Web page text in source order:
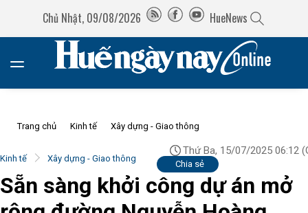
Chủ Nhật, 09/08/2026 HueNews
Trang chủ Kinh tế Xây dựng - Giao thông
Kinh tế Xây dựng - Giao thông
Thứ Ba, 15/07/2025 06:12
Chia sẻ
Sẵn sàng khởi công dự án mở